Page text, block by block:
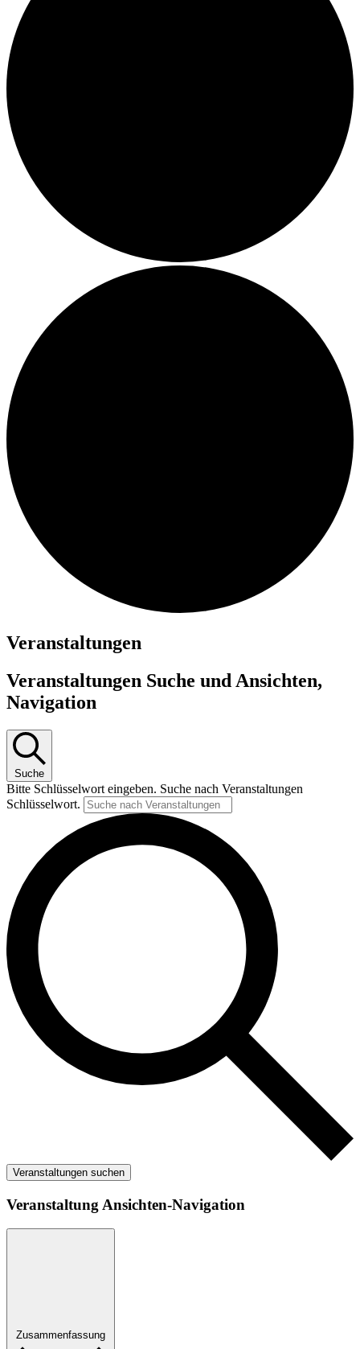
Veranstaltungen
Veranstaltungen Suche und Ansichten,
Navigation
Suche
Bitte Schlüsselwort eingeben. Suche nach Veranstaltungen
Schlüsselwort.
Veranstaltungen suchen
Veranstaltung Ansichten-Navigation
Zusammenfassung